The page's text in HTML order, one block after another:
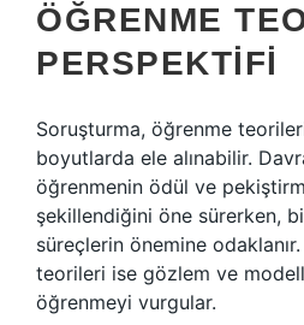
ÖĞRENME
PERSPEKTIFI
Soruşturma, öğrenme
boyutlarda ele alınabilir.
öğrenmenin ödül ve
şekillendiğini öne sürerken,
süreçlerin önemine
teorileri ise gözlem ve
öğrenmeyi vurgular.